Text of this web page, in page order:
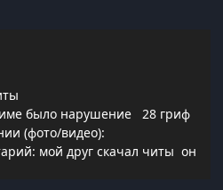
было нарушение 28 гриф
(фото/видео):
мой друг скачал читы он